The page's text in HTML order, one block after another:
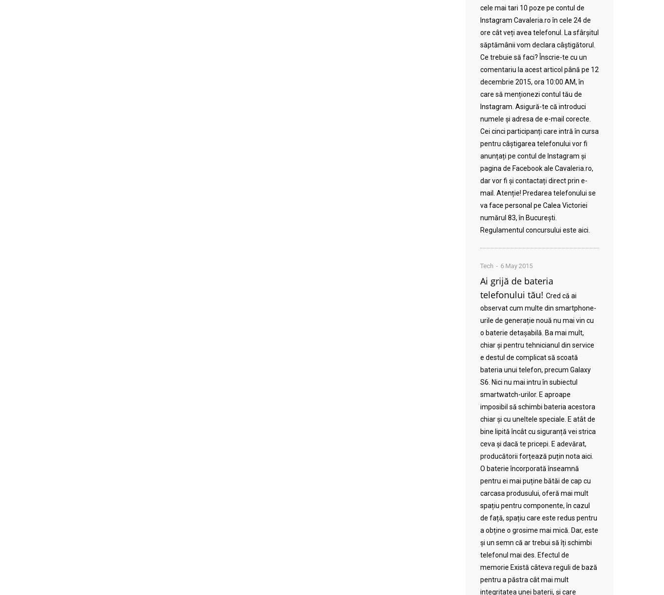
cele mai tari 10 poze pe contul de
Instagram Cavaleria.ro în cele 24 de
ore cât veți avea telefonul. La sfârșitul
săptămânii vom declara câștigătorul.
Ce trebuie să faci? Înscrie-te cu un
comentariu la acest articol până pe 12
decembrie 2015, ora 10:00 AM, în
care să menționezi contul tău de
Instagram. Asigură-te că introduci
numele și adresa de e-mail corecte.
Cei cinci participanți care intră în cursa
pentru câștigarea telefonului vor fi
anunțați pe contul de Instagram și
pagina de Facebook ale Cavaleria.ro,
dar vor fi și contactați direct prin e-
mail. Atenție! Predarea telefonului se
va face personal pe Calea Victoriei
numărul 83, în București.
Regulamentul concursului este aici.
Tech 6 May 2015
Ai grijă de bateria
telefonului tău! Cred că ai
observat cum multe din smartphone-
urile de generație nouă nu mai vin cu
o baterie detașabilă. Ba mai mult,
chiar și pentru tehnicianul din service
e destul de complicat să scoată
bateria unui telefon, precum Galaxy
S6. Nici nu mai intru în subiectul
smartwatch-urilor. E aproape
imposibil să schimbi bateria acestora
chiar și cu uneltele speciale. E atât de
bine lipită încât cu siguranță vei strica
ceva și dacă te pricepi. E adevărat,
producătorii forțează puțin nota aici.
O baterie încorporată înseamnă
pentru ei mai puține bătăi de cap cu
carcasa produsului, oferă mai mult
spațiu pentru componente, în cazul
de față, spațiu care este redus pentru
a obține o grosime mai mică. Dar, este
și un semn că ar trebui să îți schimbi
telefonul mai des. Efectul de
memorie Există câteva reguli de bază
pentru a păstra cât mai mult
integritatea unei baterii, și care